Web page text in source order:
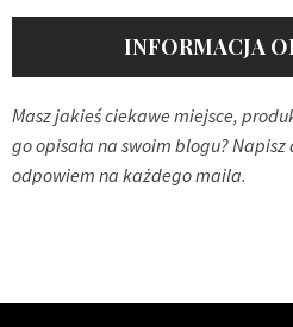
INFORMACJA
Masz jakieś ciekawe miejsce,
go opisała na swoim blogu? Napisz
odpowiem na każdego maila.